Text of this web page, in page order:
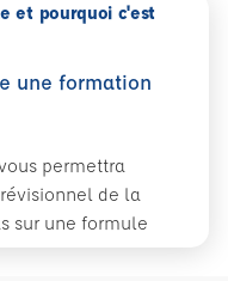
et pourquoi c'est
une formation
permettra
de la
sur une formule